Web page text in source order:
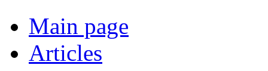
Main page
Articles